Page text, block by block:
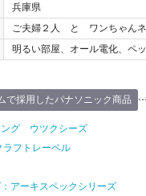
兵庫県
ご夫婦２人 と ワンちゃんネ
明るい部屋、オール電化、ペ
で採用したパナソニック商品
ング ウツクシーズ
ラフトレーベル
アーキスペックシリーズ